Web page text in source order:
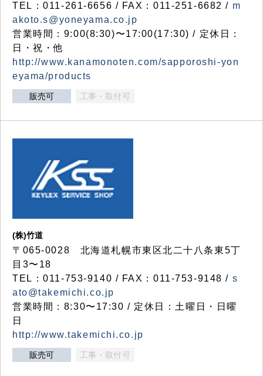
TEL：011-261-6656 / FAX：011-251-6682 / m
akoto.s@yoneyama.co.jp
営業時間：9:00(8:30)〜17:00(17:30) / 定休日：
日・祝・他
http://www.kanamonoten.com/sapporoshi-yon
eyama/products
販売可 工事・取付可
(株)竹道
〒065-0028 北海道札幌市東区北二十八条東5丁
目3〜18
TEL：011-753-9140 / FAX：011-753-9148 / s
ato@takemichi.co.jp
営業時間：8:30〜17:30 / 定休日：土曜日・日曜
日
http://www.takemichi.co.jp
販売可 工事・取付可